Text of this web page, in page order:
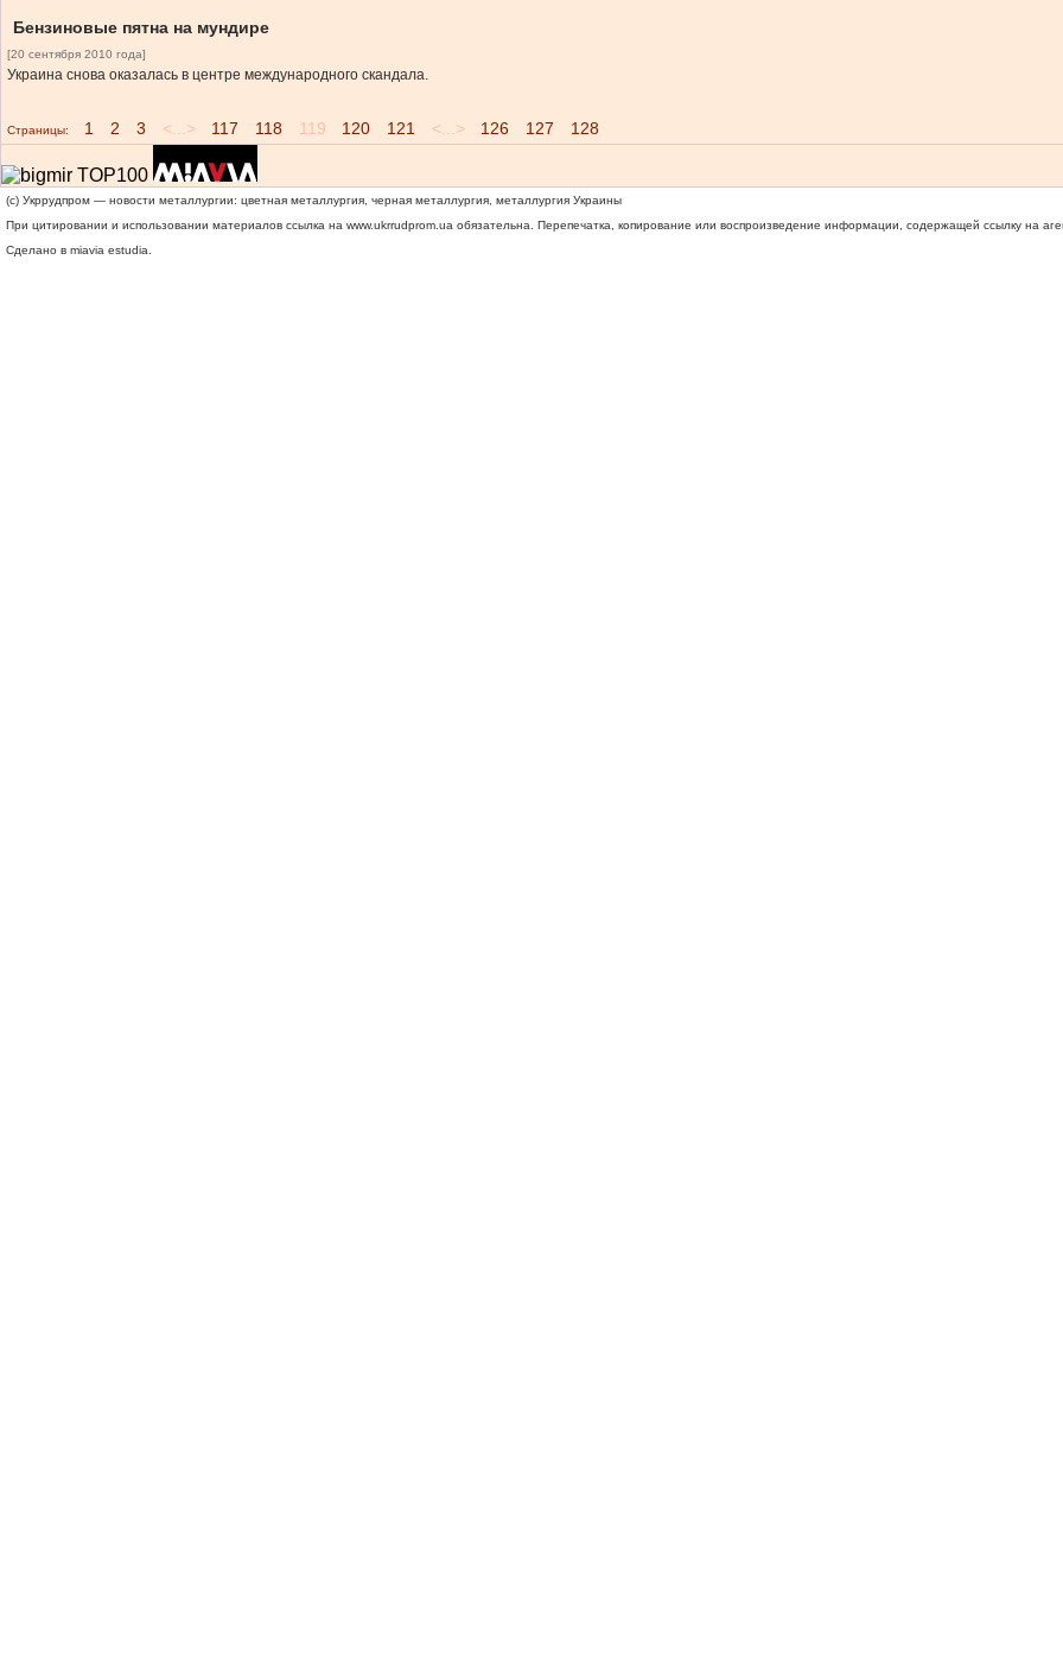
Бензиновые пятна на мундире
[20 сентября 2010 года]
Украина снова оказалась в центре международного скандала.
Страницы: 1 2 3 <...> 117 118 119 120 121 <...> 126 127 128
(c) Укррудпром — новости металлургии: цветная металлургия, черная металлургия, металлургия Украины
При цитировании и использовании материалов ссылка на www.ukrrudprom.ua обязательна. Перепечатка, копирование или воспроизведение информации, содержащей ссылку на
Сделано в miavia estudia.